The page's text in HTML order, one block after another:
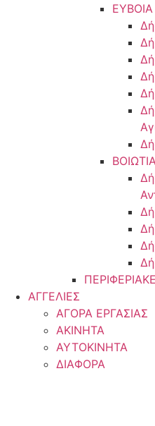
ΕΥΒΟΙΑ
ΑΓΓΕΛΙΕΣ
ΑΓΟΡΑ ΕΡΓΑΣΙΑΣ
ΑΚΙΝΗΤΑ
ΑΥΤΟΚΙΝΗΤΑ
ΔΙΑΦΟΡΑ